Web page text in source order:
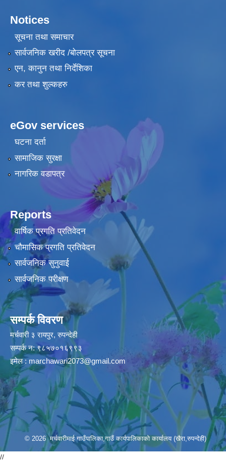
Notices
सूचना तथा समाचार
सार्वजनिक खरीद /बोलपत्र सूचना
एन, कानुन तथा निर्देशिका
कर तथा शुल्कहरु
eGov services
घटना दर्ता
सामाजिक सुरक्षा
नागरिक वडापत्र
Reports
वार्षिक प्रगति प्रतिवेदन
चौमासिक प्रगति प्रतिवेदन
सार्वजनिक सुनुवाई
सार्वजनिक परीक्षण
सम्पर्क विवरण
मर्चवारी ३ रायपुर, रुपन्देही
सम्पर्क न: ९८५७०१६९९३
इमेल : marchawari2073@gmail.com
© 2026 मर्चवारीमाई गाउँपालिका,गाउँ कार्यपालिकाको कार्यालय (खैरा,रुपन्देही)
//